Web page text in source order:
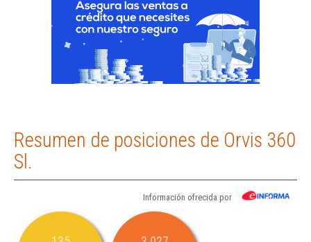
Resumen de posiciones de Orvis 360
Sl.
Información ofrecida por